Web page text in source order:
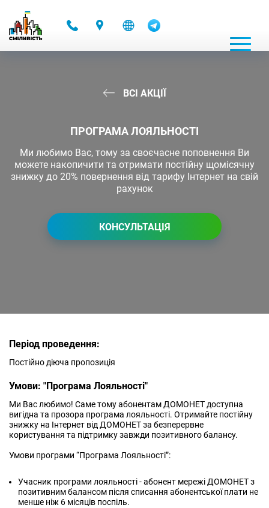
ВСІ АКЦІЇ
ПРОГРАМА ЛОЯЛЬНОСТІ
Ми любимо Вас, тому за своєчасне поповнення Ви
можете накопичити та отримати постійну щомісячну
знижку до 20% повернення від тарифу Інтернет на свій
рахунок
КОНСУЛЬТАЦІЯ
Період проведення:
Постійно діюча пропозиція
Умови: "Програма Лояльності"
Ми Вас любимо! Саме тому абонентам ДОМОНЕТ доступна
вигідна та прозора програма лояльності. Отримайте постійну
знижку на Інтернет від ДОМОНЕТ за безперервне
користування та підтримку завжди позитивного балансу.
Умови програми “Програма Лояльності”:
Учасник програми лояльності - абонент мережі ДОМОНЕТ з
позитивним балансом після списання абонентської плати не
менше ніж 6 місяців поспіль.